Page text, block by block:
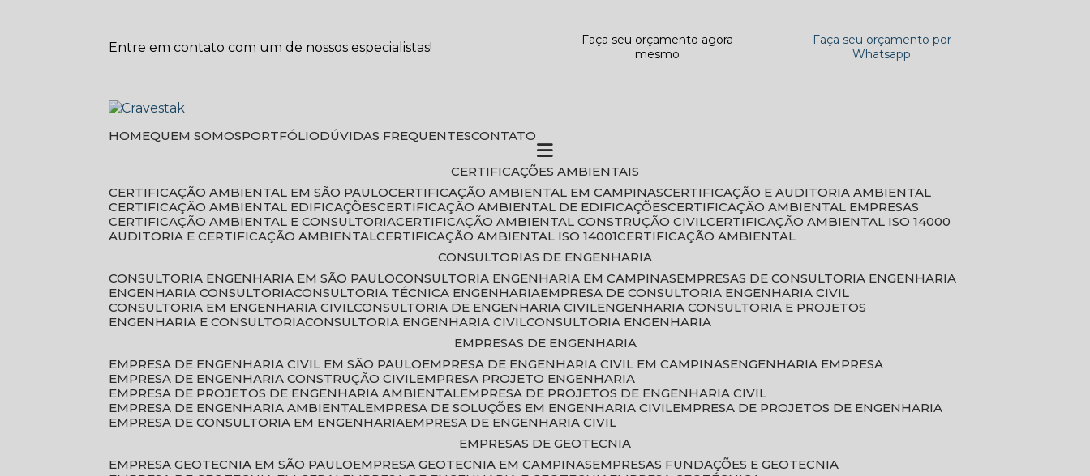
Entre em contato com um de nossos especialistas!
Faça seu orçamento agora
mesmo
Faça seu orçamento por
Whatsapp
HOME QUEM SOMOS PORTFÓLIO DÚVIDAS FREQUENTES CONTATO
CERTIFICAÇÕES AMBIENTAIS
CERTIFICAÇÃO AMBIENTAL EM SÃO PAULO
CERTIFICAÇÃO AMBIENTAL EM CAMPINAS
CERTIFICAÇÃO E AUDITORIA AMBIENTAL
CERTIFICAÇÃO AMBIENTAL EDIFICAÇÕES
CERTIFICAÇÃO AMBIENTAL DE EDIFICAÇÕES
CERTIFICAÇÃO AMBIENTAL EMPRESAS
CERTIFICAÇÃO AMBIENTAL E CONSULTORIA
CERTIFICAÇÃO AMBIENTAL CONSTRUÇÃO CIVIL
CERTIFICAÇÃO AMBIENTAL ISO 14000
AUDITORIA E CERTIFICAÇÃO AMBIENTAL
CERTIFICAÇÃO AMBIENTAL ISO 14001
CERTIFICAÇÃO AMBIENTAL
CONSULTORIAS DE ENGENHARIA
CONSULTORIA ENGENHARIA EM SÃO PAULO CONSULTORIA ENGENHARIA EM CAMPINAS
EMPRESAS DE CONSULTORIA ENGENHARIA
ENGENHARIA CONSULTORIA CONSULTORIA TÉCNICA ENGENHARIA EMPRESA DE CONSULTORIA ENGENHARIA CIVIL
CONSULTORIA EM ENGENHARIA CIVIL CONSULTORIA DE ENGENHARIA CIVIL ENGENHARIA CONSULTORIA E PROJETOS
ENGENHARIA E CONSULTORIA CONSULTORIA ENGENHARIA CIVIL CONSULTORIA ENGENHARIA
EMPRESAS DE ENGENHARIA
EMPRESA DE ENGENHARIA CIVIL EM SÃO PAULO
EMPRESA DE ENGENHARIA CIVIL EM CAMPINAS
ENGENHARIA EMPRESA
EMPRESA DE ENGENHARIA CONSTRUÇÃO CIVIL EMPRESA PROJETO ENGENHARIA
EMPRESA DE PROJETOS DE ENGENHARIA AMBIENTAL EMPRESA DE PROJETOS DE ENGENHARIA CIVIL
EMPRESA DE ENGENHARIA AMBIENTAL EMPRESA DE SOLUÇÕES EM ENGENHARIA CIVIL EMPRESA DE PROJETOS DE ENGENHARIA
EMPRESA DE CONSULTORIA EM ENGENHARIA EMPRESA DE ENGENHARIA CIVIL
EMPRESAS DE GEOTECNIA
EMPRESA GEOTECNIA EM SÃO PAULO
EMPRESA GEOTECNIA EM CAMPINAS
EMPRESAS FUNDAÇÕES E GEOTECNIA